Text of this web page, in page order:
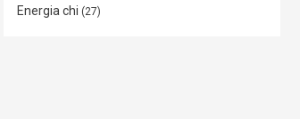
Energia chi (27)